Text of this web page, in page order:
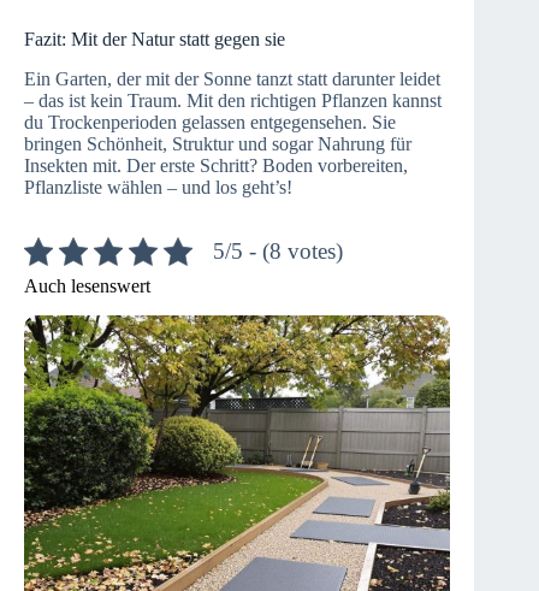
Fazit: Mit der Natur statt gegen sie
Ein Garten, der mit der Sonne tanzt statt darunter leidet
– das ist kein Traum. Mit den richtigen Pflanzen kannst
du Trockenperioden gelassen entgegensehen. Sie
bringen Schönheit, Struktur und sogar Nahrung für
Insekten mit. Der erste Schritt? Boden vorbereiten,
Pflanzliste wählen – und los geht’s!
5/5 - (8 votes)
Auch lesenswert